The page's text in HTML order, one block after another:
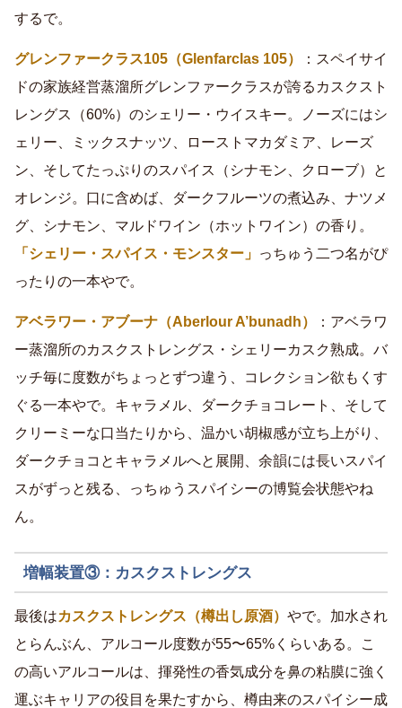
するで。
グレンファークラス105（Glenfarclas 105）
：スペイサイ
ドの家族経営蒸溜所グレンファークラスが誇るカスクスト
レングス（60%）のシェリー・ウイスキー。ノーズにはシ
ェリー、ミックスナッツ、ローストマカダミア、レーズ
ン、そしてたっぷりのスパイス（シナモン、クローブ）と
オレンジ。口に含めば、ダークフルーツの煮込み、ナツメ
グ、シナモン、マルドワイン（ホットワイン）の香り。
「シェリー・スパイス・モンスター」 っちゅう二つ名がぴ
ったりの一本やで。
アベラワー・アブーナ（Aberlour A’bunadh）
：アベラワ
ー蒸溜所のカスクストレングス・シェリーカスク熟成。バ
ッチ毎に度数がちょっとずつ違う、コレクション欲もくす
ぐる一本やで。キャラメル、ダークチョコレート、そして
クリーミーな口当たりから、温かい胡椒感が立ち上がり、
ダークチョコとキャラメルへと展開、余韻には長いスパイ
スがずっと残る、っちゅうスパイシーの博覧会状態やね
ん。
増幅装置③：カスクストレングス
最後はカスクストレングス（樽出し原酒） やで。加水され
とらんぶん、アルコール度数が55〜65%くらいある。こ
の高いアルコールは、揮発性の香気成分を鼻の粘膜に強く
運ぶキャリアの役目を果たすから、樽由来のスパイシー成